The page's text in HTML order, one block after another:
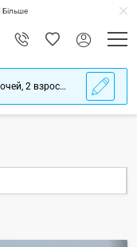
Більше
Кипр, вылет 11.08.2026 - 18.08.2026 , 7 - 14 ночей, 2 взрослых